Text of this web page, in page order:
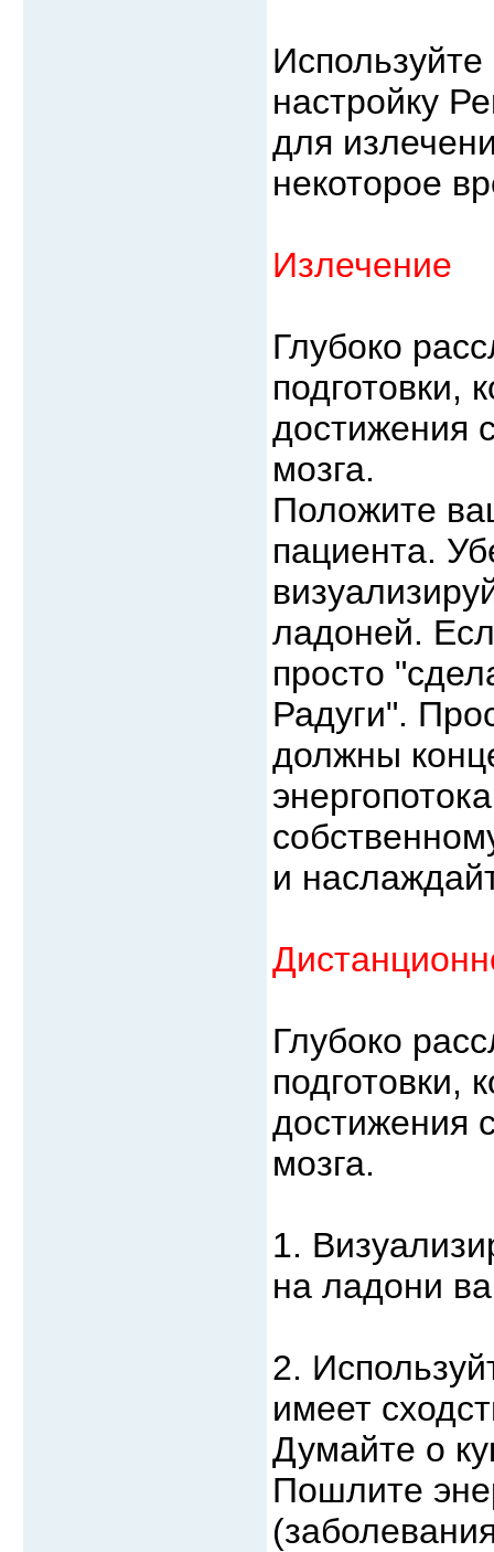
настройку
для
некоторое
Излечение
Глубоко
подготовки,
достижения
мозга.
Положите
пациента.
ладоней.
просто
Радуги".
должны
и
Глубоко
подготовки,
достижения
мозга.
1.
на ладони
2.
имеет
Думайте о
Пошлите